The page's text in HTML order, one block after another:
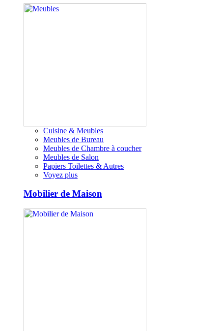
Cuisine & Meubles
Meubles de Bureau
Meubles de Chambre à coucher
Meubles de Salon
Papiers Toilettes & Autres
Voyez plus
Mobilier de Maison